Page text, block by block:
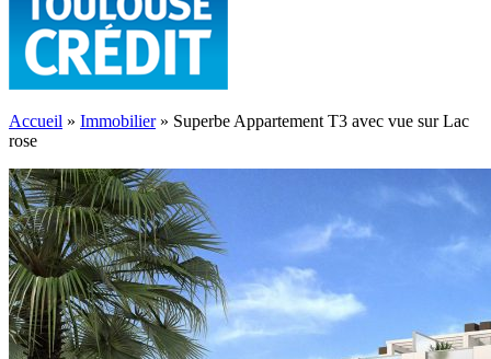
Accueil » Immobilier» Superbe Appartement T3 avec vue sur Lac
rose